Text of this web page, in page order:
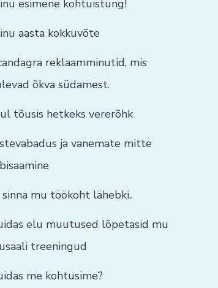
esimene kohtuistung!
aasta kokkuvõte
reklaamminutid, mis
õkva südamest.
tõusis hetkeks vererõhk
ja vanemate mitte
sinna mu töökoht lähebki..
elu muutused lõpetasid mu
treeningud
me kohtusime?